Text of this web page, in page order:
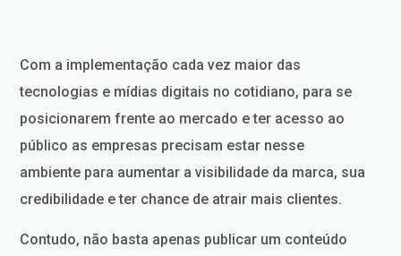
Com a implementação cada vez maior das
tecnologias e mídias digitais no cotidiano, para se
posicionarem frente ao mercado e ter acesso ao
público as empresas precisam estar nesse
ambiente para aumentar a visibilidade da marca, sua
credibilidade e ter chance de atrair mais clientes.
Contudo, não basta apenas publicar um conteúdo